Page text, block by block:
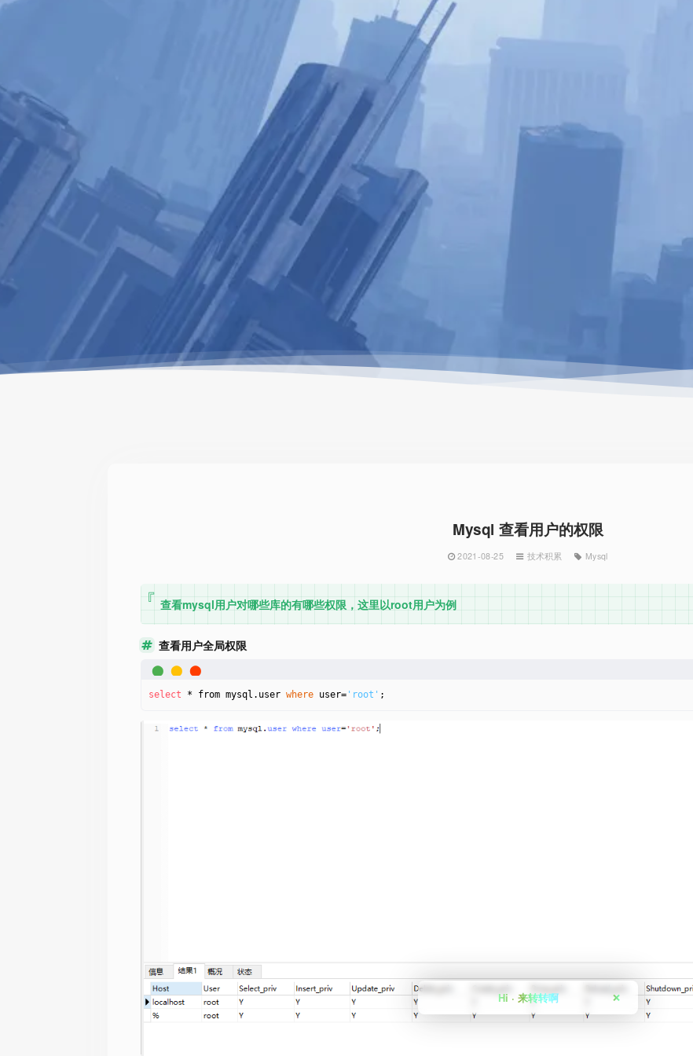
Mysql 查看用户的权限
2021-08-25 技术积累 Mysql
查看mysql用户对哪些库的有哪些权限，这里以root用户为例
查看用户全局权限
select * from mysql.user where user= 'root' ;
Hi · 来转转啊 ❌